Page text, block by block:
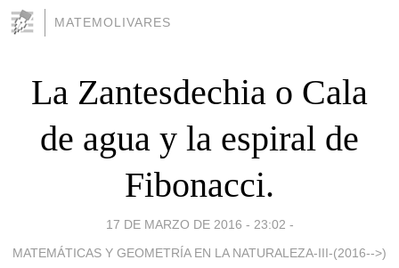
MATEMOLIVARES
La Zantesdechia o Cala
de agua y la espiral de
Fibonacci.
17 DE MARZO DE 2016 - 23:02 -
MATEMÁTICAS Y GEOMETRÍA EN LA NATURALEZA-III-(2016-->)